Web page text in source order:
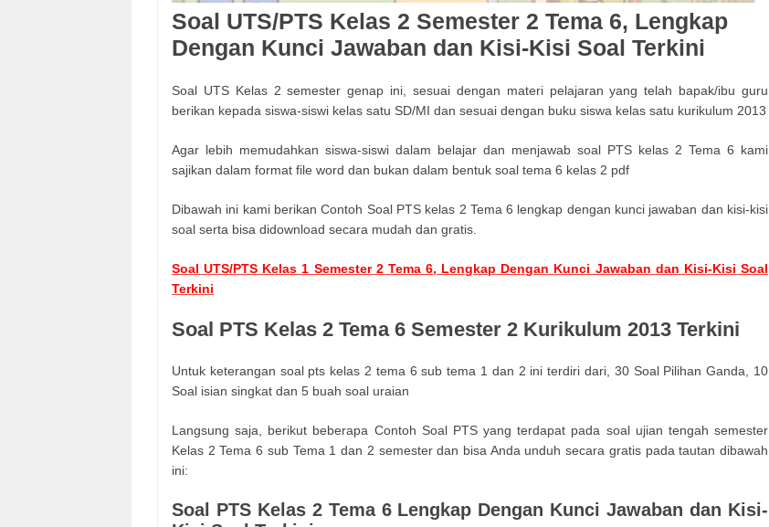
Soal UTS/PTS Kelas 2 Semester 2 Tema 6, Lengkap
Dengan Kunci Jawaban dan Kisi-Kisi Soal Terkini
Soal UTS Kelas 2 semester genap ini, sesuai dengan materi pelajaran yang telah bapak/ibu guru
berikan kepada siswa-siswi kelas satu SD/MI dan sesuai dengan buku siswa kelas satu kurikulum 2013
Agar lebih memudahkan siswa-siswi dalam belajar dan menjawab soal PTS kelas 2 Tema 6 kami
sajikan dalam format file word dan bukan dalam bentuk soal tema 6 kelas 2 pdf
Dibawah ini kami berikan Contoh Soal PTS kelas 2 Tema 6 lengkap dengan kunci jawaban dan kisi-kisi
soal serta bisa didownload secara mudah dan gratis.
Soal UTS/PTS Kelas 1 Semester 2 Tema 6, Lengkap Dengan Kunci Jawaban dan Kisi-Kisi Soal
Terkini
Soal PTS Kelas 2 Tema 6 Semester 2 Kurikulum 2013 Terkini
Untuk keterangan soal pts kelas 2 tema 6 sub tema 1 dan 2 ini terdiri dari, 30 Soal Pilihan Ganda, 10
Soal isian singkat dan 5 buah soal uraian
Langsung saja, berikut beberapa Contoh Soal PTS yang terdapat pada soal ujian tengah semester
Kelas 2 Tema 6 sub Tema 1 dan 2 semester dan bisa Anda unduh secara gratis pada tautan dibawah
ini:
Soal PTS Kelas 2 Tema 6 Lengkap Dengan Kunci Jawaban dan Kisi-